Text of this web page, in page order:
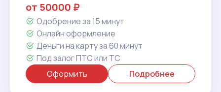
от 50000 ₽
Одобрение за 15 минут
Онлайн оформление
Деньги на карту за 60 минут
Под залог ПТС или ТС
Оформить
Подробнее